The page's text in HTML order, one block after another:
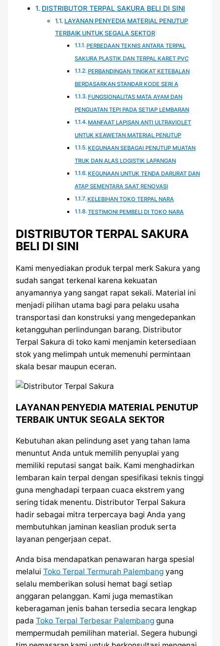
DISTRIBUTOR TERPAL SAKURA BELI DI SINI
LAYANAN PENYEDIA MATERIAL PENUTUP
TERBAIK UNTUK SEGALA SEKTOR
PERBEDAAN TEKNIS ANTARA TERPAL
SAKURA PLASTIK DAN TERPAL KARET PVC
PERBANDINGAN TINGKAT KETEBALAN
BERDASARKAN STANDAR KODE SERI A
FUNGSIONALITAS MATA AYAM DAN
PENGUATAN TEPI PADA SETIAP LEMBARAN
MANFAAT LAPISAN ANTI ULTRAVIOLET
UNTUK KEAWETAN MATERIAL PENUTUP
KEGUNAAN SEBAGAI PENUTUP MUATAN
TRUK DAN ALAS LOGISTIK LAPANGAN
KEGUNAAN UNTUK TENDA DARURAT DAN
ATAP SEMENTARA SAAT RENOVASI
KELEBIHAN TOKO TERPAL NARA
TESTIMONI PEMBELI DI TOKO NARA
DISTRIBUTOR TERPAL SAKURA
BELI DI SINI
Kami menyediakan produk terpal merk Sakura yang
sudah sangat terkenal karena kekuatan
anyamannya yang sangat rapat sekali. Material ini
menjadi pilihan utama bagi para pelaku usaha
transportasi dan konstruksi yang mengedepankan
ketangguhan perlindungan barang. Distributor
Terpal Sakura di toko kami menjamin ketersediaan
stok yang melimpah untuk memenuhi permintaan
skala besar maupun eceran.
LAYANAN PENYEDIA MATERIAL PENUTUP
TERBAIK UNTUK SEGALA SEKTOR
Kebutuhan akan pelindung aset yang tahan lama
menuntut Anda untuk memilih penyuplai yang
memiliki reputasi sangat baik. Kami menghadirkan
lembaran kain terpal dengan spesifikasi teknis tinggi
guna menghadapi terpaan cuaca ekstrem yang
sering tidak menentu. Distributor Terpal Sakura
hadir sebagai mitra terpercaya bagi Anda yang
membutuhkan jaminan keaslian produk serta
layanan pengerjaan cepat.
Anda bisa mendapatkan penawaran harga spesial
melalui Toko Terpal Termurah Palembangyang
selalu memberikan solusi hemat bagi setiap
anggaran pelanggan. Kami juga memastikan
keberagaman jenis bahan tersedia secara lengkap
pada Toko Terpal Terbesar Palembangguna
mempermudah pemilihan material. Segera hubungi